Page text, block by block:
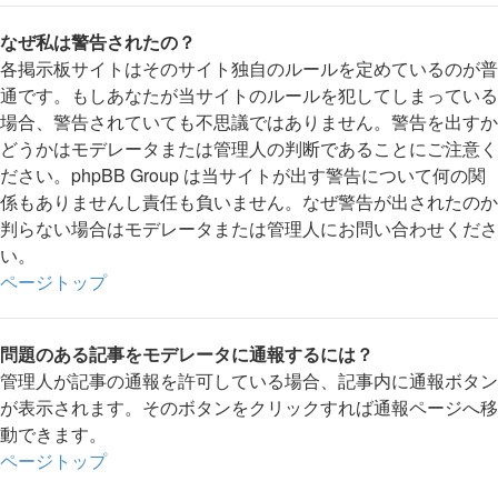
なぜ私は警告されたの？
各掲示板サイトはそのサイト独自のルールを定めているのが普
通です。もしあなたが当サイトのルールを犯してしまっている
場合、警告されていても不思議ではありません。警告を出すか
どうかはモデレータまたは管理人の判断であることにご注意く
ださい。phpBB Group は当サイトが出す警告について何の関
係もありませんし責任も負いません。なぜ警告が出されたのか
判らない場合はモデレータまたは管理人にお問い合わせくださ
い。
ページトップ
問題のある記事をモデレータに通報するには？
管理人が記事の通報を許可している場合、記事内に通報ボタン
が表示されます。そのボタンをクリックすれば通報ページへ移
動できます。
ページトップ